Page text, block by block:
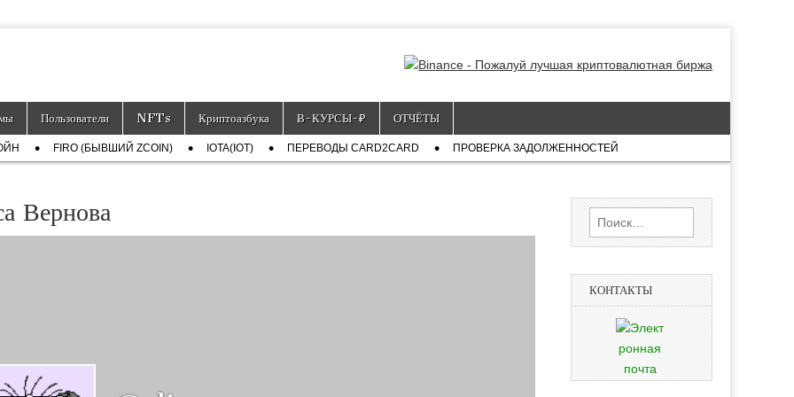
Пользователи NFTs Криптоазбука Ƀ-КУРСЫ-₽ ОТЧЁТЫ
FIRO (БЫВШИЙ ZCOIN) IOTA(IOT) ПЕРЕВОДЫ CARD2CARD ПРОВЕРКА ЗАДОЛЖЕННОСТЕЙ
Вернова Найти:
КОНТАКТЫ